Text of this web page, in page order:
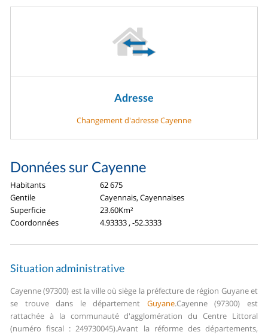
Adresse
Changement d'adresse Cayenne
Données sur Cayenne
Habitants
62 675
Gentile
Cayennais, Cayennaises
Superficie
23.60Km²
Coordonnées
4.93333 , -52.3333
Situation administrative
Cayenne (97300) est la ville où siège la préfecture de région Guyane et
se trouve dans le département Guyane.Cayenne (97300) est
rattachée à la communauté d'agglomération du Centre Littoral
(numéro fiscal : 249730045).Avant la réforme des départements,